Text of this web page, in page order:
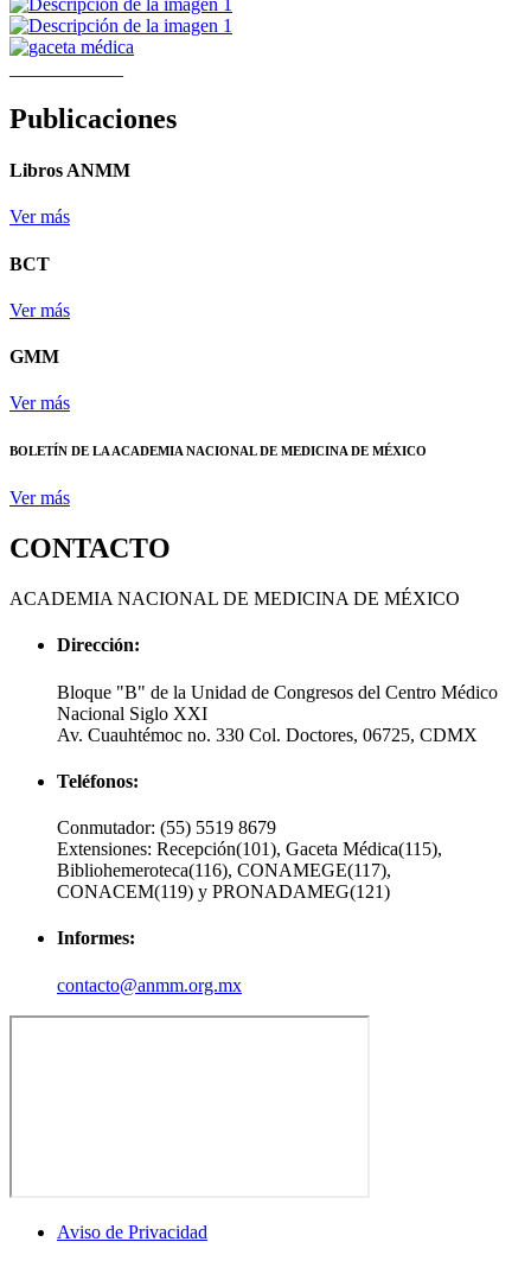
Publicaciones
Libros ANMM
Ver más
BCT
Ver más
GMM
Ver más
BOLETÍN DE LA ACADEMIA NACIONAL DE MEDICINA DE MÉXICO
Ver más
CONTACTO
ACADEMIA NACIONAL DE MEDICINA DE MÉXICO
Dirección:
Bloque "B" de la Unidad de Congresos del Centro Médico
Nacional Siglo XXI
Av. Cuauhtémoc no. 330 Col. Doctores, 06725, CDMX
Teléfonos:
Conmutador: (55) 5519 8679
Extensiones: Recepción(101), Gaceta Médica(115),
Bibliohemeroteca(116), CONAMEGE(117),
CONACEM(119) y PRONADAMEG(121)
Informes:
contacto@anmm.org.mx
Aviso de Privacidad